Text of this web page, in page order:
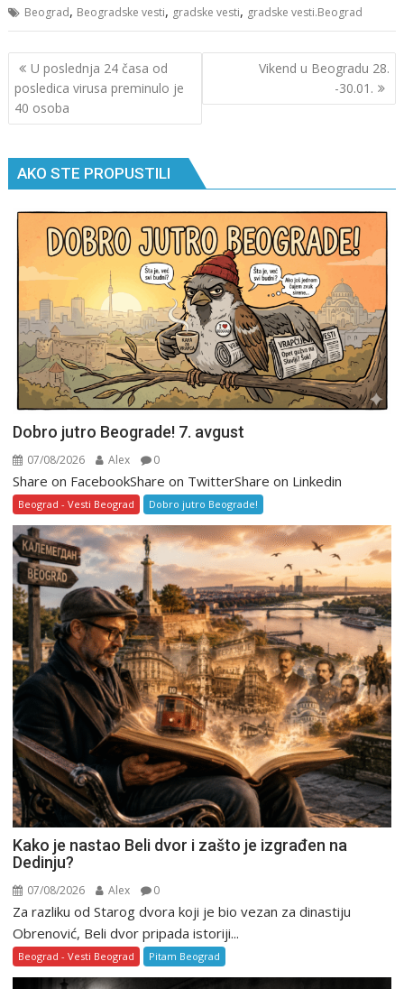
Beograd, Beogradske vesti, gradske vesti, gradske vesti.Beograd
Кретање
чланка
U poslednja 24 časa od
posledica virusa preminulo je
40 osoba
Vikend u Beogradu 28.
-30.01.
AKO STE PROPUSTILI
Dobro jutro Beograde! 7. avgust
07/08/2026 Alex 0
Share on FacebookShare on TwitterShare on Linkedin
Beograd - Vesti Beograd Dobro jutro Beograde!
Kako je nastao Beli dvor i zašto je izgrađen na
Dedinju?
07/08/2026 Alex 0
Za razliku od Starog dvora koji je bio vezan za dinastiju
Obrenović, Beli dvor pripada istoriji...
Beograd - Vesti Beograd Pitam Beograd